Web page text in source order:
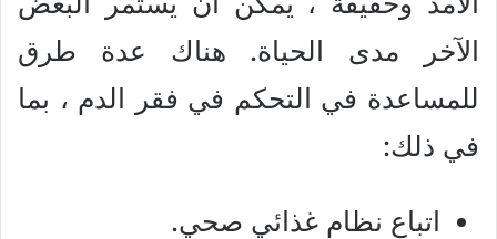
الآخر مدى الحياة. هناك عدة طرق
للمساعدة في التحكم في فقر الدم ، بما
في ذلك:
اتباع نظام غذائي صحي.